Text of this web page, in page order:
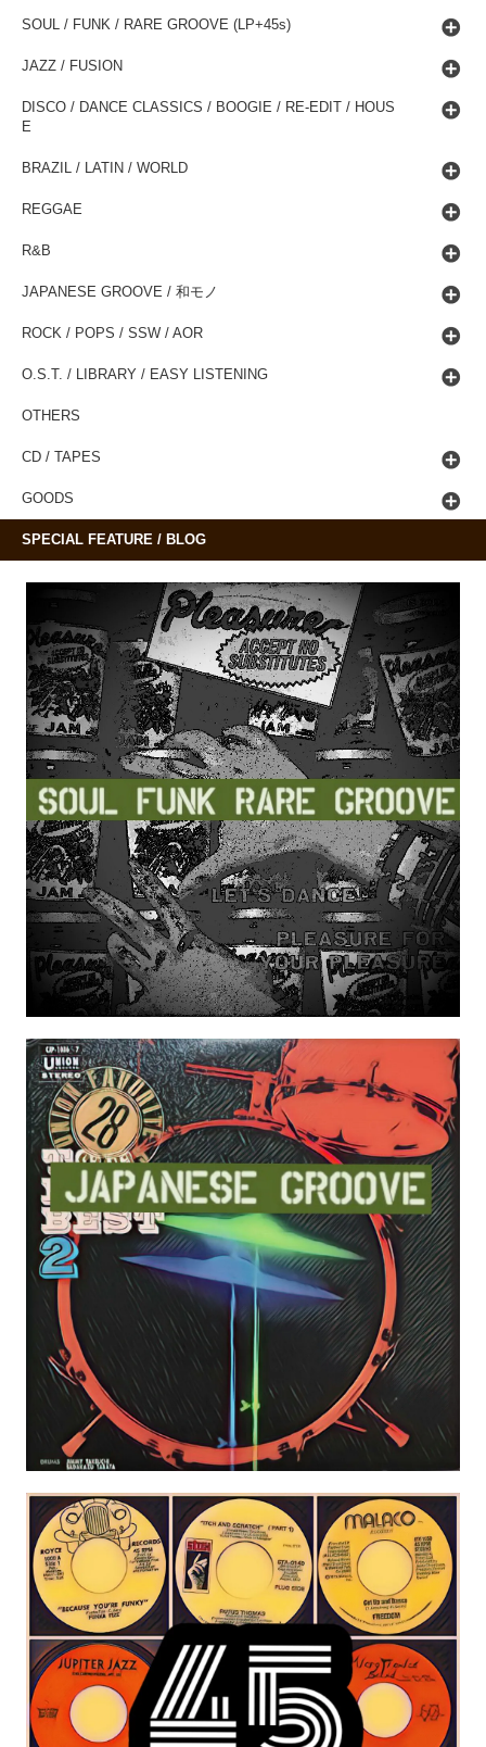
SOUL / FUNK / RARE GROOVE (LP+45s)
JAZZ / FUSION
DISCO / DANCE CLASSICS / BOOGIE / RE-EDIT / HOUS
E
BRAZIL / LATIN / WORLD
REGGAE
R&B
JAPANESE GROOVE / 和モノ
ROCK / POPS / SSW / AOR
O.S.T. / LIBRARY / EASY LISTENING
OTHERS
CD / TAPES
GOODS
SPECIAL FEATURE / BLOG